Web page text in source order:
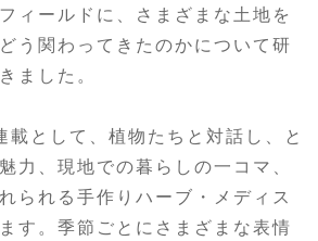
ィールドに、さまざまな土地を
う関わってきたのかについて研
ました。
載として、植物たちと対話し、と
力、現地での暮らしの一コマ、
られる手作りハーブ・メディス
す。季節ごとにさまざまな表情